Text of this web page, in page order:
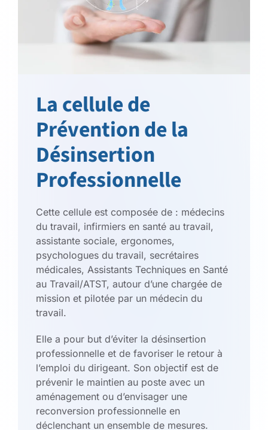
La cellule de
Prévention de la
Désinsertion
Professionnelle
Cette cellule est composée de : médecins
du travail, infirmiers en santé au travail,
assistante sociale, ergonomes,
psychologues du travail, secrétaires
médicales, Assistants Techniques en Santé
au Travail/ATST, autour d’une chargée de
mission et pilotée par un médecin du
travail.
Elle a pour but d’éviter la désinsertion
professionnelle et de favoriser le retour à
l’emploi du dirigeant. Son objectif est de
prévenir le maintien au poste avec un
aménagement ou d’envisager une
reconversion professionnelle en
déclenchant un ensemble de mesures.